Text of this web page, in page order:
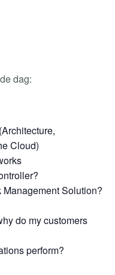
dag:
Cloud)
Solution?
do my customers
perform?